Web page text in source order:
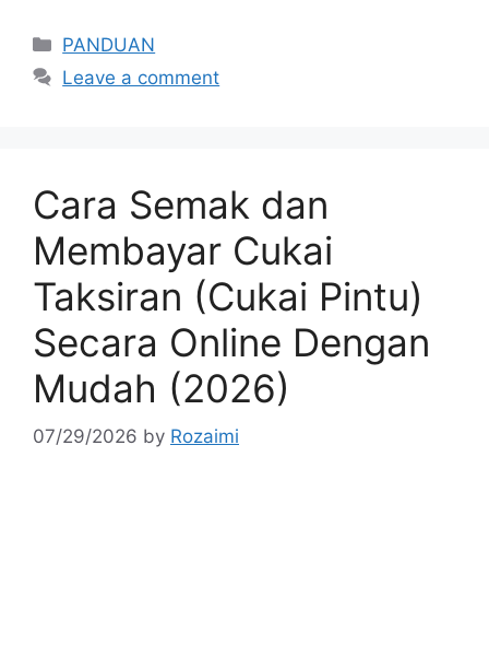
Categories
PANDUAN
Leave a comment
Cara Semak dan
Membayar Cukai
Taksiran (Cukai Pintu)
Secara Online Dengan
Mudah (2026)
07/29/2026 by Rozaimi